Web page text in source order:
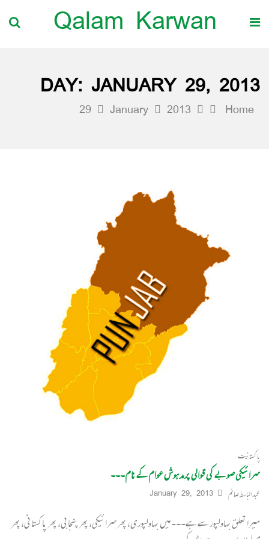
Qalam Karwan
DAY: JANUARY 29, 2013
Home
2013
January
29
پاکستانیت
سرائیکی صوبے کی قوالی پر مدہوش عوام کے نام۔۔۔
عبدالباسط صائم January 29, 2013
میرا تعلق بہاولپور سے ہے۔۔۔ میں بہاولپوری، پھر سرائیکی، پھر پنجابی، پھر پاکستانی، پھر